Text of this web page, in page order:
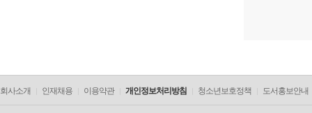
회사소개 인재채용 이용약관 개인정보처리방침 청소년보호정책 도서홍보안내